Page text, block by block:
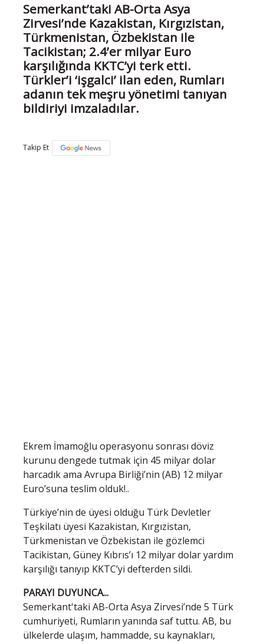
Semerkant’taki AB-Orta Asya
Zirvesi’nde Kazakistan, Kırgızistan,
Türkmenistan, Özbekistan ile
Tacikistan; 2.4’er milyar Euro
karşılığında KKTC’yi terk etti.
Türkler’i ‘işgalci’ ilan eden, Rumları
adanın tek meşru yönetimi tanıyan
bildiriyi imzaladılar.
Takip Et
Ekrem İmamoğlu operasyonu sonrası döviz
kurunu dengede tutmak için 45 milyar dolar
harcadık ama Avrupa Birliği’nin (AB) 12 milyar
Euro’suna teslim olduk!..
Türkiye’nin de üyesi olduğu Türk Devletler
Teşkilatı üyesi Kazakistan, Kırgızistan,
Türkmenistan ve Özbekistan ile gözlemci
Tacikistan, Güney Kıbrıs’ı 12 milyar dolar yardım
karşılığı tanıyıp KKTC’yi defterden sildi.
PARAYI DUYUNCA...
Semerkant'taki AB-Orta Asya Zirvesi’nde 5 Türk
cumhuriyeti, Rumların yanında saf tuttu. AB, bu
ülkelerde ulaşım, hammadde, su kaynakları,